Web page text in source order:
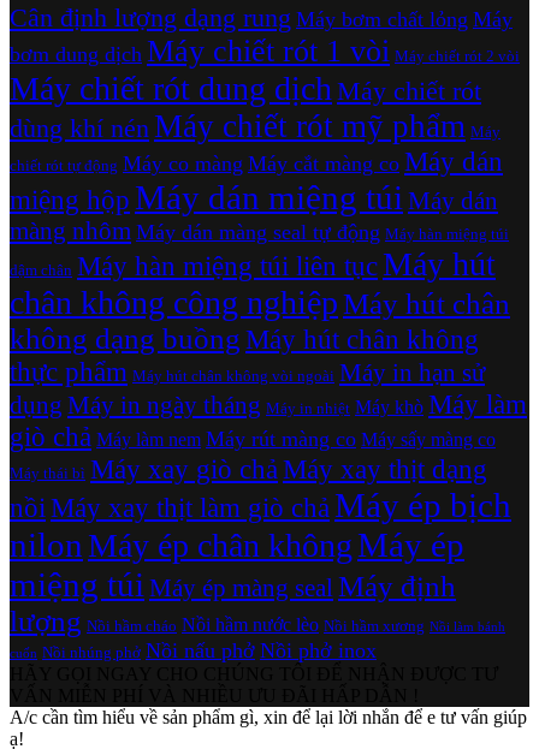
Cân định lượng dạng rung Máy bơm chất lỏng Máy
bơm dung dịch Máy chiết rót 1 vòi Máy chiết rót 2 vòi
Máy chiết rót dung dịch Máy chiết rót
dùng khí nén Máy chiết rót mỹ phẩm Máy
chiết rót tự động Máy co màng Máy cắt màng co Máy dán
miệng hộpMáy dán miệng túi Máy dán
màng nhôm Máy dán màng seal tự động Máy hàn miệng túi
dậm chân Máy hàn miệng túi liên tụcMáy hút
chân không công nghiệpMáy hút chân
không dạng buồngMáy hút chân không
thực phẩm Máy hút chân không vòi ngoài Máy in hạn sử
dụng Máy in ngày tháng Máy in nhiệt Máy khò Máy làm
giò chả Máy làm nem Máy rút màng co Máy sấy màng co
Máy thái bì Máy xay giò chảMáy xay thịt dạng
nồiMáy xay thịt làm giò chảMáy ép bịch
nilonMáy ép chân khôngMáy ép
miệng túi Máy ép màng seal Máy định
lượng Nồi hầm cháo Nồi hầm nước lèo Nồi hầm xương Nồi làm bánh
cuốn Nồi nhúng phở Nồi nấu phở Nồi phở inox
A/c cần tìm hiểu về sản phẩm gì, xin để lại lời nhắn để e tư vấn giúp
ạ!